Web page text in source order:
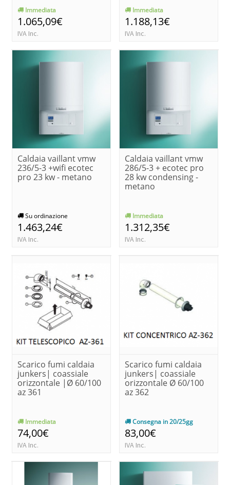
Immediata
1.065,09€
IVA Inc.
Immediata
1.188,13€
IVA Inc.
Caldaia vaillant vmw
236/5-3 +wifi ecotec
pro 23 kw - metano
Su ordinazione
1.463,24€
IVA Inc.
Caldaia vaillant vmw
286/5-3 + ecotec pro
28 kw condensing -
metano
Immediata
1.312,35€
IVA Inc.
Scarico fumi caldaia
junkers| coassiale
orizzontale |Ø 60/100
az 361
Immediata
74,00€
IVA Inc.
Scarico fumi caldaia
junkers| coassiale
orizzontale Ø 60/100
az 362
Consegna in 20/25gg
83,00€
IVA Inc.